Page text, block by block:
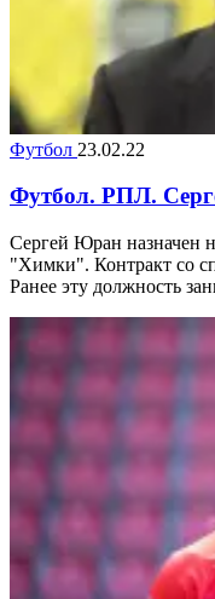
Футбол 23.02.22
Футбол. РПЛ.
Сергей Юран назначен
"Химки". Контракт со
Ранее эту должность